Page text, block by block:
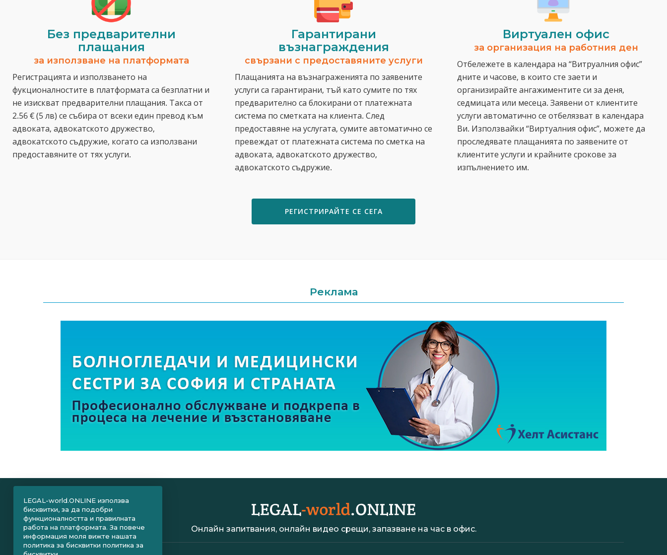
Без предварителни
плащания
за използване на платформата
Регистрацията и използването на
фукционалностите в платформата са безплатни и
не изискват предварителни плащания. Такса от
2.56 € (5 лв) се събира от всеки един превод към
адвоката, адвокатското дружество,
адвокатското съдружие, когато са използвани
предоставяните от тях услуги.
Гарантирани
възнаграждения
свързани с предоставяните услуги
Плащанията на възнаграженията по заявените
услуги са гарантирани, тъй като сумите по тях
предварително са блокирани от платежната
система по сметката на клиента. След
предоставяне на услугата, сумите автоматично се
превеждат от платежната система по сметка на
адвоката, адвокатското дружество,
адвокатското съдружие.
Виртуален офис
за организация на работния ден
Отбележете в календара на “Витруалния офис”
дните и часове, в които сте заети и
организирайте ангажиментите си за деня,
седмицата или месеца. Заявени от клиентите
услуги автоматично се отбелязват в календара
Ви. Използвайки “Виртуалния офис”, можете да
проследявате плащанията по заявените от
клиентите услуги и крайните срокове за
изпълнението им.
РЕГИСТРИРАЙТЕ СЕ СЕГА
Реклама
Онлайн запитвания, онлайн видео срещи, запазване на час в офис.
LEGAL-world.ONLINE използва
бисквитки, за да подобри
функционалността и правилната
работа на платформата. За повече
информация моля вижте нашата
политика за бисквитки политика за